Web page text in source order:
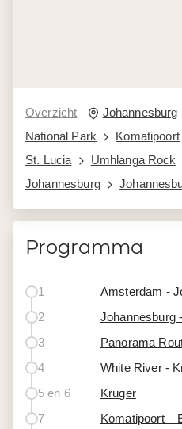
Overzicht Johannesburg
National Park
Komatipoort
St. Lucia
Umhlanga Rock
Johannesburg
Programma
1
Amsterdam -
2
Johannesburg
3
Panorama
4
White River -
5 en 6
Kruger
7
Komatipoort –